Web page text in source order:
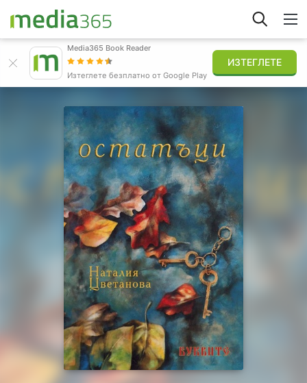
Вписване
Публикувай
Media365 Book Reader
Изтеглете безплатно от Google Play
ИЗТЕГЛЕТЕ